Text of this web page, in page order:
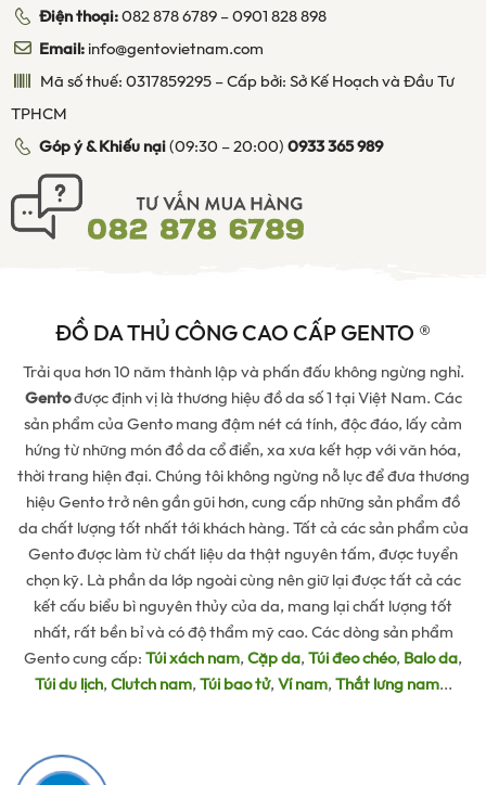
Điện thoại:082 878 6789–0901 828 898
Email:info@gentovietnam.com
Mã số thuế: 0317859295 – Cấp bởi: Sở Kế Hoạch và Đầu Tư
TPHCM
Góp ý & Khiếu nại(09:30 – 20:00)0933 365 989
ĐỒ DA THỦ CÔNG CAO CẤP GENTO ®
Trải qua hơn 10 năm thành lập và phấn đấu không ngừng nghỉ.
Gentođược định vị là thương hiệu đồ da số 1 tại Việt Nam. Các
sản phẩm của Gento mang đậm nét cá tính, độc đáo, lấy cảm
hứng từ những món đồ da cổ điển, xa xưa kết hợp với văn hóa,
thời trang hiện đại. Chúng tôi không ngừng nỗ lực để đưa thương
hiệu Gento trở nên gần gũi hơn, cung cấp những sản phẩm đồ
da chất lượng tốt nhất tới khách hàng. Tất cả các sản phẩm của
Gento được làm từ chất liệu da thật nguyên tấm, được tuyển
chọn kỹ. Là phần da lớp ngoài cùng nên giữ lại được tất cả các
kết cấu biểu bì nguyên thủy của da, mang lại chất lượng tốt
nhất, rất bền bỉ và có độ thẩm mỹ cao. Các dòng sản phẩm
Gento cung cấp:Túi xách nam,Cặp da,Túi đeo chéo, Balo da,
Túi du lịch,Clutch nam,Túi bao tử,Ví nam,Thắt lưng nam...